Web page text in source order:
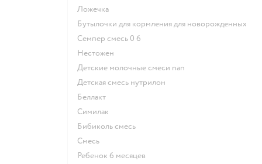
ложечка
бутылочки для кормления для новорожденных
семпер смесь 0 6
нестожен
Детские молочные смеси nan
детская смесь нутрилон
беллакт
симилак
бибиколь смесь
смесь
ребенок 6 месяцев